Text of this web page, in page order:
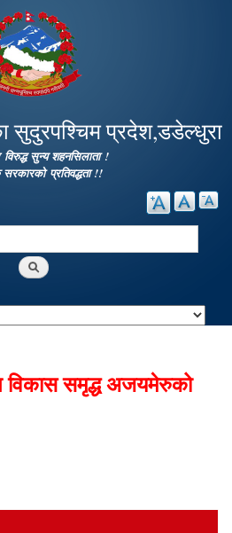
सुदुरपश्चिम प्रदेश,डडेल्धुरा
विरुद्ध सुन्य शहनसिलाता !
प्रतिवद्धता !!
विकास समृद्ध अजयमेरुको